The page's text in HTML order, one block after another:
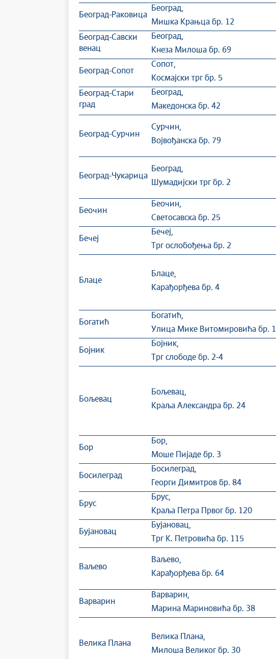
Београд-Раковица
Београд,
Мишка Крањца бр. 12
Београд-Савски
венац
Београд,
Кнеза Милоша бр. 69
Београд-Сопот
Сопот,
Космајски трг бр. 5
Београд-Стари
град
Београд,
Македонска бр. 42
Београд-Сурчин
Сурчин,
Војвођанска бр. 79
Београд-Чукарица
Београд,
Шумадијски трг бр. 2
Беочин
Беочин,
Светосавска бр. 25
Бечеј
Бечеј,
Трг ослобођења бр. 2
Блаце
Блаце,
Карађорђева бр. 4
Богатић
Богатић,
Улица Мике Витомировића бр. 1
Бојник
Бојник,
Трг слободе бр. 2-4
Бољевац
Бољевац,
Краља Александра бр. 24
Бор
Бор,
Моше Пијаде бр. 3
Босилеград
Босилеград,
Георги Димитров бр. 84
Брус
Брус,
Краља Петра Првог бр. 120
Бујановац
Бујановац,
Tрг К. Петровића бр. 115
Ваљево
Ваљево,
Карађорђева бр. 64
Варварин
Варварин,
Марина Мариновића бр. 38
Велика Плана
Велика Плана,
Милоша Великог бр. 30